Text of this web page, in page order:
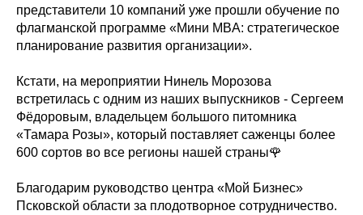
представители 10 компаний уже прошли обучение по
флагманской программе «Мини MBA: стратегическое
планирование развития организации».
Кстати, на мероприятии Нинель Морозова
встретилась с одним из наших выпускников - Сергеем
Фёдоровым, владельцем большого питомника
«Тамара Розы», который поставляет саженцы более
600 сортов во все регионы нашей страны🌹
Благодарим руководство центра «Мой Бизнес»
Псковской области за плодотворное сотрудничество.